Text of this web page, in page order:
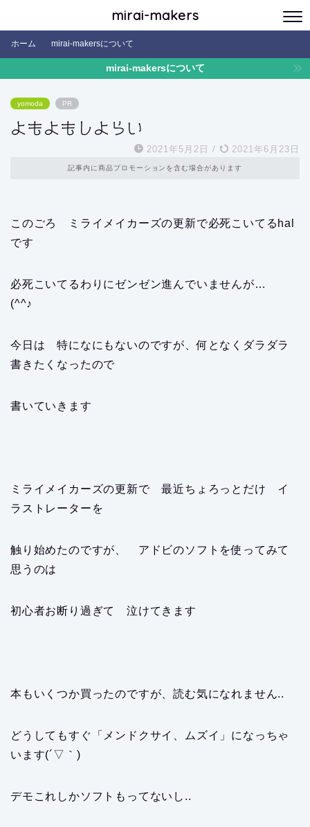
mirai-makers
ホーム mirai-makersについて
mirai-makersについて
yomoda PR
よもよもしよらい
2021年5月2日 / 2021年6月23日
記事内に商品プロモーションを含む場合があります
このごろ ミライメイカーズの更新で必死こいてるhal
です
必死こいてるわりにゼンゼン進んでいませんが…
(^^♪
今日は 特になにもないのですが、何となくダラダラ
書きたくなったので
書いていきます
ミライメイカーズの更新で 最近ちょろっとだけ イ
ラストレーターを
触り始めたのですが、 アドビのソフトを使ってみて
思うのは
初心者お断り過ぎて 泣けてきます
本もいくつか買ったのですが、読む気になれません..
どうしてもすぐ「メンドクサイ、ムズイ」になっちゃ
います(´▽｀)
デモこれしかソフトもってないし..